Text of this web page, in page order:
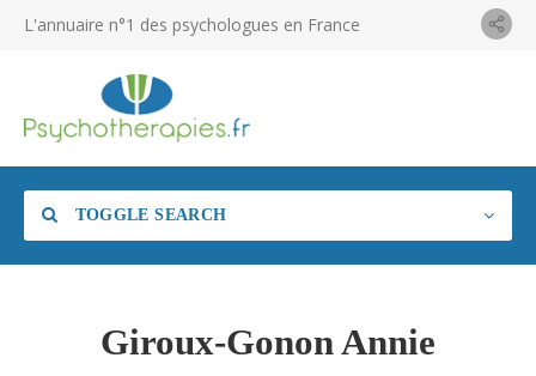
L'annuaire n°1 des psychologues en France
TOGGLE SEARCH
Giroux-Gonon Annie